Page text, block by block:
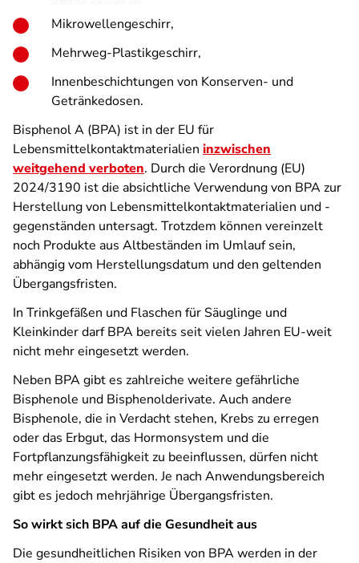
Mikrowellengeschirr,
Mehrweg-Plastikgeschirr,
Innenbeschichtungen von Konserven- und
Getränkedosen.
Bisphenol A (BPA) ist in der EU für
Lebensmittelkontaktmaterialien inzwischen
weitgehend verboten. Durch die Verordnung (EU)
2024/3190 ist die absichtliche Verwendung von BPA zur
Herstellung von Lebensmittelkontaktmaterialien und -
gegenständen untersagt. Trotzdem können vereinzelt
noch Produkte aus Altbeständen im Umlauf sein,
abhängig vom Herstellungsdatum und den geltenden
Übergangsfristen.
In Trinkgefäßen und Flaschen für Säuglinge und
Kleinkinder darf BPA bereits seit vielen Jahren EU-weit
nicht mehr eingesetzt werden.
Neben BPA gibt es zahlreiche weitere gefährliche
Bisphenole und Bisphenolderivate. Auch andere
Bisphenole, die in Verdacht stehen, Krebs zu erregen
oder das Erbgut, das Hormonsystem und die
Fortpflanzungsfähigkeit zu beeinflussen, dürfen nicht
mehr eingesetzt werden. Je nach Anwendungsbereich
gibt es jedoch mehrjährige Übergangsfristen.
So wirkt sich BPA auf die Gesundheit aus
Die gesundheitlichen Risiken von BPA werden in der